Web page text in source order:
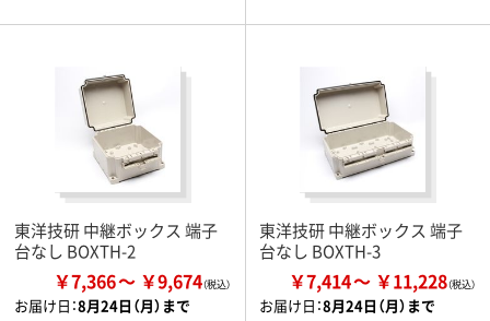
東洋技研 中継ボックス 端子
台なし BOXTH-2
￥7,366 ￥9,674
お届け日：8月24日（月）まで
東洋技研 中継ボックス 端子
台なし BOXTH-3
￥7,414 ￥11,228
お届け日：8月24日（月）まで